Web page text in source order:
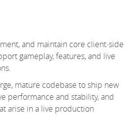
and maintain core client‑side
gameplay, features, and live
mature codebase to ship new
performance and stability, and
arise in a live production